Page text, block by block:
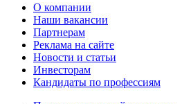
О компании
Наши вакансии
Партнерам
Реклама на сайте
Новости и статьи
Инвесторам
Кандидаты по профессиям